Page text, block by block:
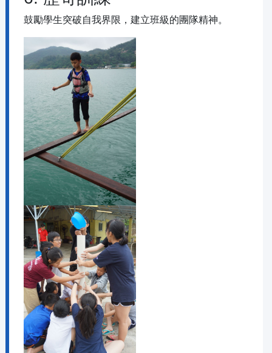
鼓勵學生突破自我界限，建立班級的團隊精神。